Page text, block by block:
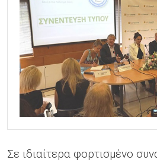
Σε ιδιαίτερα φορτισμένο